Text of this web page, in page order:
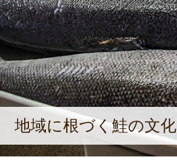
地域に根づく鮭の文化